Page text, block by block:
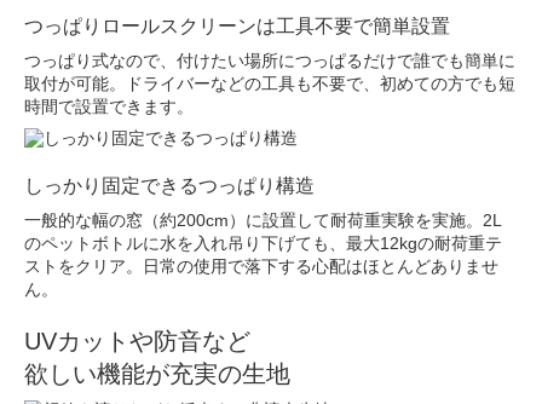
つっぱりロールスクリーンは工具不要で簡単設置
つっぱり式なので、付けたい場所につっぱるだけで誰でも簡単に
取付が可能。ドライバーなどの工具も不要で、初めての方でも短
時間で設置できます。
しっかり固定できるつっぱり構造
一般的な幅の窓（約200cm）に設置して耐荷重実験を実施。2L
のペットボトルに水を入れ吊り下げても、最大12kgの耐荷重テ
ストをクリア。日常の使用で落下する心配はほとんどありませ
ん。
UVカットや防音など
欲しい機能が充実の生地